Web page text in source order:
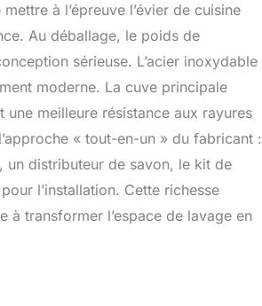
indésirables pendant l'utilisation.
à découper, Distributeur de
Tous les joints, Mode
de l'ouverture : 67x42 cm,
plus)
à l’épreuve l’évier de cuisine
Au déballage, le poids de
sérieuse. L’acier inoxydable
moderne. La cuve principale
une meilleure résistance aux rayures
« tout-en-un » du fabricant :
un distributeur de savon, le kit de
l’installation. Cette richesse
à transformer l’espace de lavage en